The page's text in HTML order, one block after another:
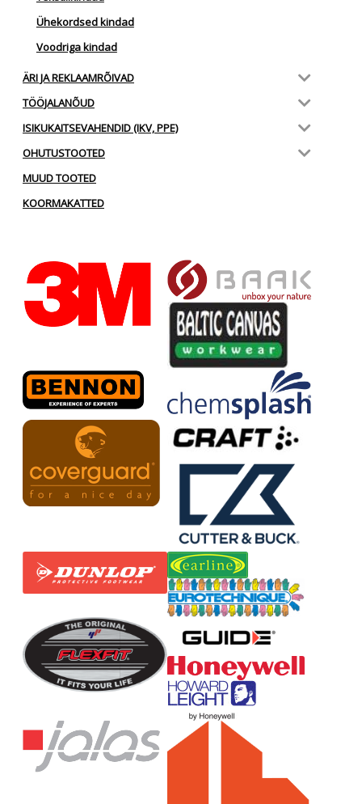
Ühekordsed kindad
Voodriga kindad
ÄRI JA REKLAAMRÕIVAD
TÖÖJALANÕUD
ISIKUKAITSEVAHENDID (IKV, PPE)
OHUTUSTOOTED
MUUD TOOTED
KOORMAKATTED